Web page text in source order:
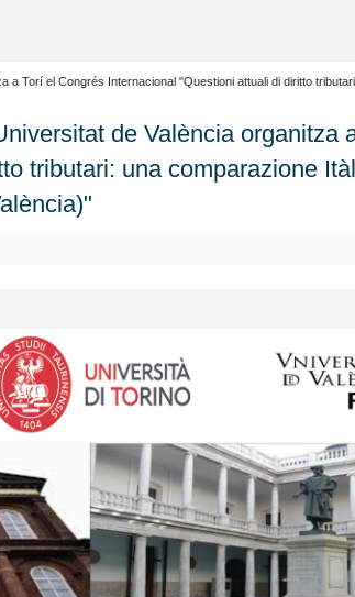
a Torí el Congrés Internacional "Questioni attuali di diritto
de València organitza
tributari: una comparazione